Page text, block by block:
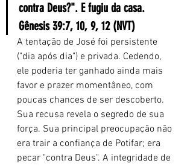
contra Deus?". E fugiu da casa.
Gênesis 39:7, 10, 9, 12 (NVT)
A tentação de José foi persistente
("dia após dia") e privada. Cedendo,
ele poderia ter ganhado ainda mais
favor e prazer momentâneo, com
poucas chances de ser descoberto.
Sua recusa revela o segredo de sua
força. Sua principal preocupação não
era trair a confiança de Potifar; era
pecar "contra Deus". A integridade de